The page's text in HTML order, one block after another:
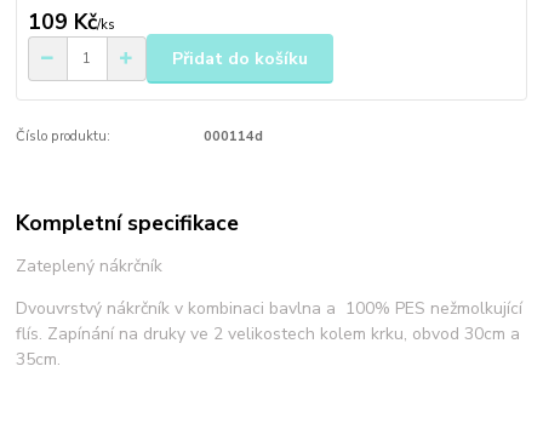
109 Kč/ks
Přidat do košíku
Číslo produktu: 000114d
Kompletní specifikace
Zateplený nákrčník
Dvouvrstvý nákrčník v kombinaci bavlna a 100% PES nežmolkující
flís. Zapínání na druky ve 2 velikostech kolem krku, obvod 30cm a
35cm.